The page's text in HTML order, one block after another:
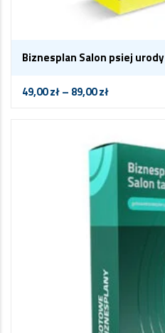
Biznesplan Salon psiej urody
49,00zł– 89,00zł